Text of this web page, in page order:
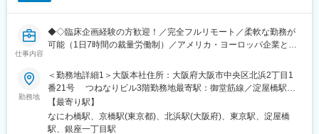
変更の範囲：会社の定める業務
■教育体制：
通常医薬品メーカー出身が会員である関西医薬協会に、当社は会
員として登録しています。業界関連のセミナーにも参加すること
ができ、メーカーと同じレベルの業界知識とマーケット感をアッ
■働き方：
◎完全在宅勤務のため、拠点（東京・大阪）の近くにお住まいで
なくてもご就業いただけます。
◎お昼休みの時間帯も自由なので、例えばお子様がおられる方の
仕事内容
◆◇臨床企画経験の方歓迎！／完全フルリモート／柔軟な勤務が
可能（1日7時間の裁量労働制）／アメリカ・ヨーロッパ企業と事
◆◇
■仕事内容：
新薬開発における開発戦略および開発企画の立案・評価・助言を
中心とした、コンサルティング業務をお任せします。
勤務地
＜勤務地詳細1＞大阪本社住所：大阪府大阪市中央区北浜2丁目1
番21号 つねなりビル3階勤務地最寄駅：御堂筋線／淀屋橋駅受
動喫煙対策：屋内全面禁煙＜勤務地詳細2＞東京支社住所：東京都
千代田区丸の内1-11-1 パシフィックセンチュリープレイス丸の内
13階 受動喫煙対策：屋内全面禁煙変更の範囲：無
【最寄り駅】
なにわ橋駅、京橋駅(東京都)、北浜駅(大阪府)、東京駅、淀屋橋
駅、銀座一丁目駅